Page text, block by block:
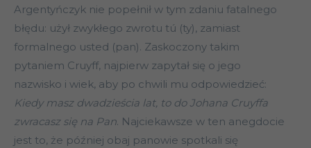
Argentyńczyk nie popełnił w tym zdaniu fatalnego
błędu: użył zwykłego zwrotu tú (ty), zamiast
formalnego usted (pan). Zaskoczony takim
pytaniem Cruyff, najpierw zapytał się o jego
nazwisko i wiek, aby po chwili mu odpowiedzieć:
Kiedy masz dwadzieścia lat, to do Johana Cruyffa
zwracasz się na Pan. Najciekawsze w ten anegdocie
jest to, że później obaj panowie spotkali się